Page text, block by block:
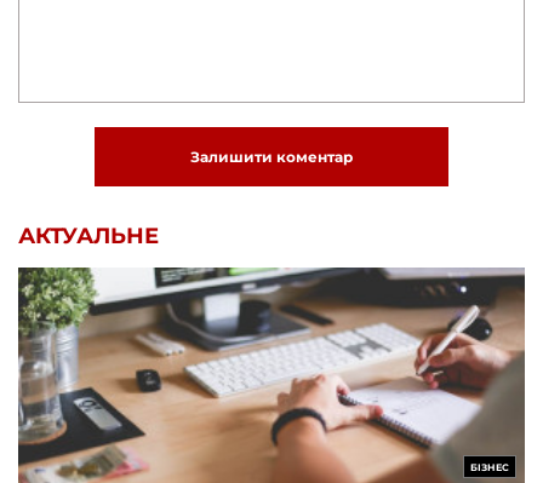
Залишити коментар
АКТУАЛЬНЕ
БІЗНЕС